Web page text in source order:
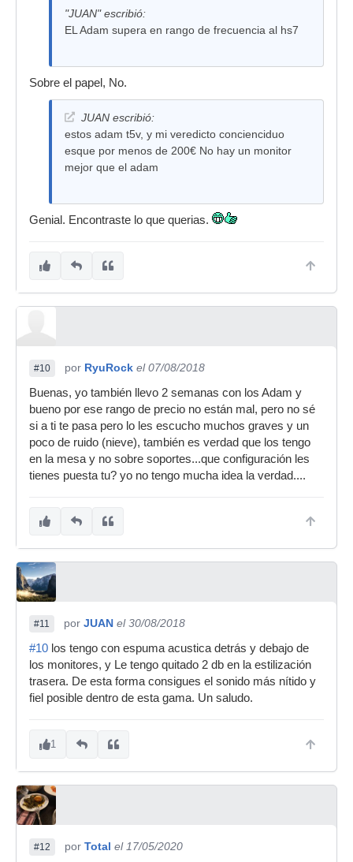
"JUAN" escribió:
EL Adam supera en rango de frecuencia al hs7
Sobre el papel, No.
JUAN escribió:
estos adam t5v, y mi veredicto concienciduo
esque por menos de 200€ No hay un monitor
mejor que el adam
Genial. Encontraste lo que querias.
#10 por RyuRock el 07/08/2018
Buenas, yo también llevo 2 semanas con los Adam y
bueno por ese rango de precio no están mal, pero no sé
si a ti te pasa pero lo les escucho muchos graves y un
poco de ruido (nieve), también es verdad que los tengo
en la mesa y no sobre soportes...que configuración les
tienes puesta tu? yo no tengo mucha idea la verdad....
#11 por JUAN el 30/08/2018
#10 los tengo con espuma acustica detrás y debajo de
los monitores, y Le tengo quitado 2 db en la estilización
trasera. De esta forma consigues el sonido más nítido y
fiel posible dentro de esta gama. Un saludo.
1
#12 por Total el 17/05/2020